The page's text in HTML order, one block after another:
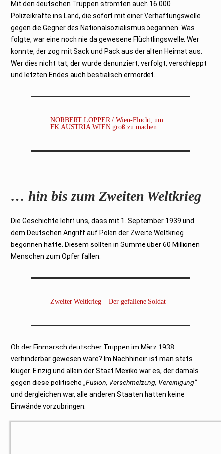
Mit den deutschen Truppen strömten auch 16.000
Polizeikräfte ins Land, die sofort mit einer Verhaftungswelle
gegen die Gegner des Nationalsozialismus begannen. Was
folgte, war eine noch nie da gewesene Flüchtlingswelle. Wer
konnte, der zog mit Sack und Pack aus der alten Heimat aus.
Wer dies nicht tat, der wurde denunziert, verfolgt, verschleppt
und letzten Endes auch bestialisch ermordet.
NORBERT LOPPER / Wien-Flucht, um
FK AUSTRIA WIEN groß zu machen
… hin bis zum Zweiten Weltkrieg
Die Geschichte lehrt uns, dass mit 1. September 1939 und
dem Deutschen Angriff auf Polen der Zweite Weltkrieg
begonnen hatte. Diesem sollten in Summe über 60 Millionen
Menschen zum Opfer fallen.
Zweiter Weltkrieg – Der gefallene Soldat
Ob der Einmarsch deutscher Truppen im März 1938
verhinderbar gewesen wäre? Im Nachhinein ist man stets
klüger. Einzig und allein der Staat Mexiko war es, der damals
gegen diese politische „Fusion, Verschmelzung, Vereinigung“
und dergleichen war, alle anderen Staaten hatten keine
Einwände vorzubringen.